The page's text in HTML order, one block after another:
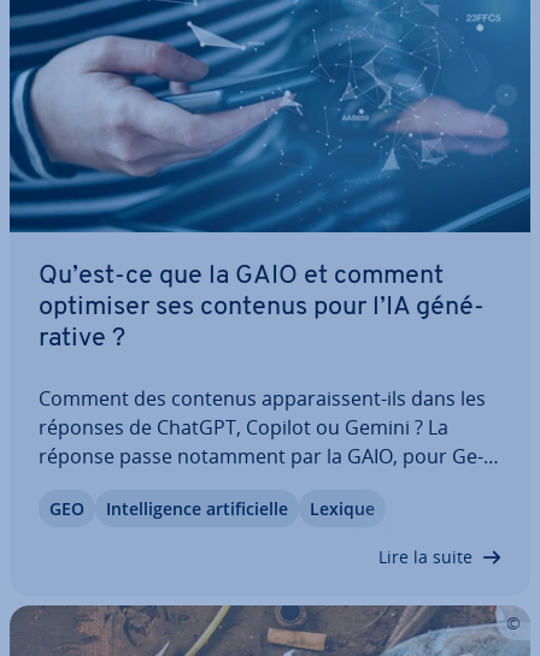
Qu’est-ce que la GAIO et comment
optimiser ses contenus pour l’IA gé­né­
ra­tive ?
Comment des contenus ap­pa­rais­sent-ils dans les
réponses de ChatGPT, Copilot ou Gemini ? La
réponse passe notamment par la GAIO, pour Ge­
te­ment ? Cet article vous propose une in­tro­duc­
GEO In­tel­li­gence ar­ti­fi­cielle Lexique
Lire la suite